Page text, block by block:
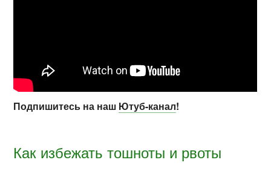
Подпишитесь на наш Ютуб-канал!
Как избежать тошноты и рвоты